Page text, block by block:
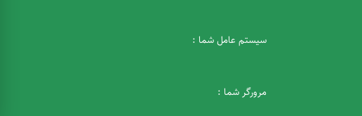
سیستم عامل شما :
مرورگر شما :